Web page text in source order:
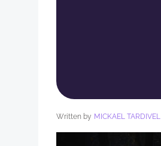
Written by MICKAEL TARDIVEL